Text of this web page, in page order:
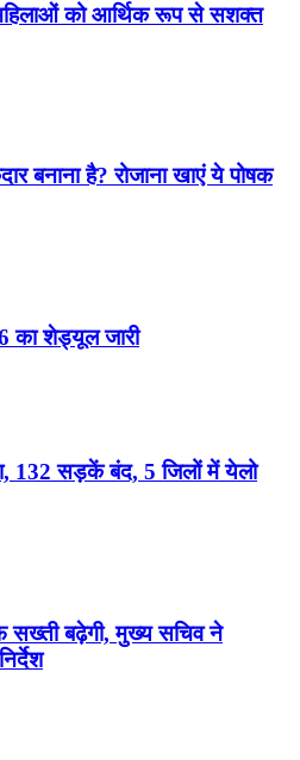
महिलाओं को आर्थिक रूप से सशक्त
बनाना है? रोजाना खाएं ये पोषक
का शेड्यूल जारी
132 सड़कें बंद, 5 जिलों में येलो
सख्ती बढ़ेगी, मुख्य सचिव ने